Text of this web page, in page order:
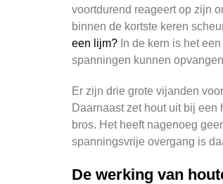
voortdurend reageert op zijn
binnen de kortste keren
een lijm? In de kern is het
spanningen kunnen
Er zijn drie grote vijanden
Daarnaast zet hout uit bij
bros. Het heeft nagenoeg
spanningsvrije overgang is
De werking van